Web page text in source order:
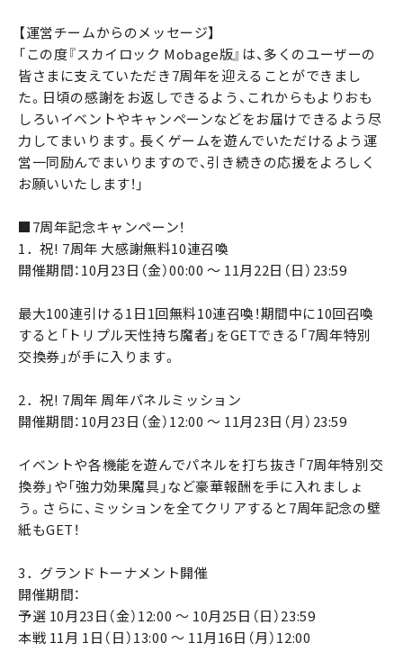
【運営チームからのメッセージ】
「この度『スカイロック Mobage版』は、多くのユーザーの
皆さまに支えていただき7周年を迎えることができまし
た。日頃の感謝をお返しできるよう、これからもよりおも
しろいイベントやキャンペーンなどをお届けできるよう尽
力してまいります。長くゲームを遊んでいただけるよう運
営一同励んでまいりますので、引き続きの応援をよろしく
お願いいたします！」
■7周年記念キャンペーン！
1．祝! 7周年 大感謝無料10連召喚
開催期間：10月23日（金）00:00 ～ 11月22日（日）23:59
最大100連引ける1日1回無料10連召喚！期間中に10回召喚
すると「トリプル天性持ち魔者」をGETできる「7周年特別
交換券」が手に入ります。
2．祝! 7周年 周年パネルミッション
開催期間：10月23日（金）12:00 ～ 11月23日（月）23:59
イベントや各機能を遊んでパネルを打ち抜き「7周年特別交
換券」や「強力効果魔具」など豪華報酬を手に入れましょ
う。さらに、ミッションを全てクリアすると7周年記念の壁
紙もGET！
3．グランドトーナメント開催
開催期間：
予選 10月23日（金）12:00 ～ 10月25日（日）23:59
本戦 11月 1日（日）13:00 ～ 11月16日（月）12:00